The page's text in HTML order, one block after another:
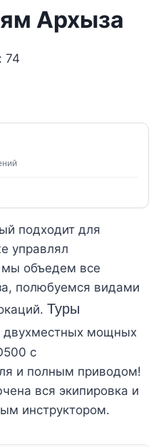
Архыза
74
подходит для
управлял
объедем все
полюбуемся видами
Туры
двухместных мощных
с
и полным приводом!
вся экипировка и
инструктором.